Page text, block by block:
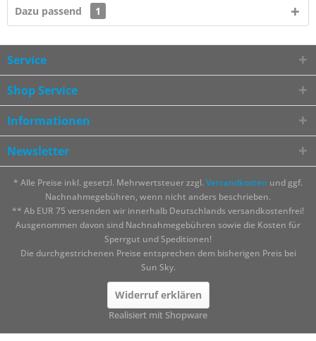
Dazu passend 1
Service
Shop Service
Informationen
Newsletter
* Alle Preise inkl. gesetzl. Mehrwertsteuer zzgl. Versandkosten und ggf.
Nachnahmegebühren, wenn nicht anders beschrieben.
** Ab EUR 75 versenden wir innerhalb Deutschlands versandkostenfrei!
Ausgenommen davon sind Nachnahmegebühren sowie die Kosten für
Sperrgut und Speditionen!
Die durchgestrichenen Preise entsprechen dem bisherigen Preis bei
Sun Sky.
Widerruf erklären
Realisiert mit Shopware